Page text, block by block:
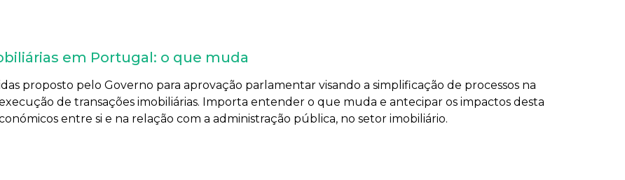
em Portugal: o que muda
proposto pelo Governo para aprovação parlamentar visando a simplificação de processos na
de transações imobiliárias. Importa entender o que muda e antecipar os impactos desta
entre si e na relação com a administração pública, no setor imobiliário.